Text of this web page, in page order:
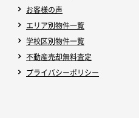
お客様の声
エリア別物件一覧
学校区別物件一覧
不動産売却無料査定
プライバシーポリシー